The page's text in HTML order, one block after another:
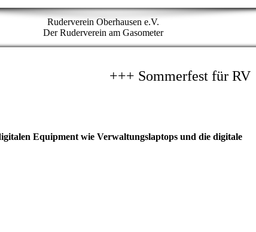
Ruderverein Oberhausen e.V.
Der Ruderverein am Gasometer
Equipment wie Verwaltungslaptops und die digitale